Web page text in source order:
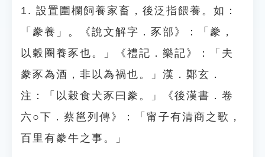
1. 設置圍欄飼養家畜，後泛指餵養。如：
「豢養」。《說文解字．豕部》：「豢，
以穀圈養豕也。」《禮記．樂記》：「夫
豢豕為酒，非以為禍也。」漢．鄭玄．
注：「以榖食犬豕曰豢。」《後漢書．卷
六○下．蔡邕列傳》：「甯子有清商之歌，
百里有豢牛之事。」